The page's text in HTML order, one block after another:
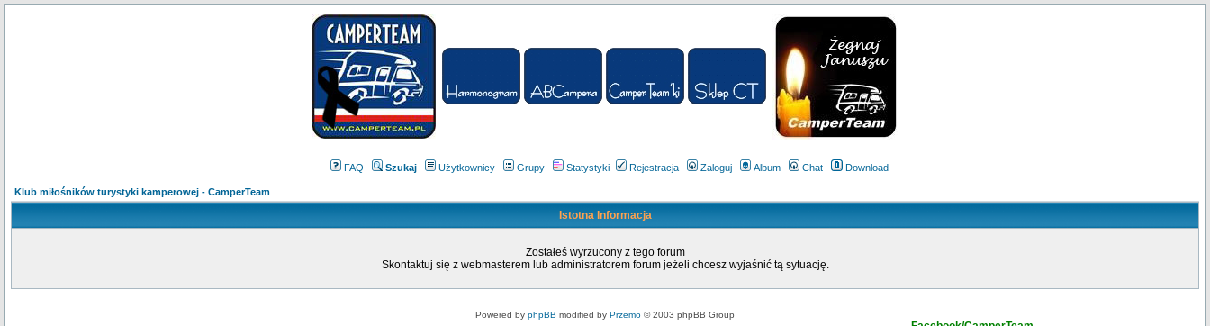
FAQ Szukaj Użytkownicy Grupy Statystyki Rejestracja Zaloguj Album Chat Download
Klub miłośników turystyki kamperowej - CamperTeam
Istotna Informacja
Zostałeś wyrzucony z tego forum
Skontaktuj się z webmasterem lub administratorem forum jeżeli chcesz wyjaśnić tą sytuację.
Powered by phpBB modified by Przemo © 2003 phpBB Group